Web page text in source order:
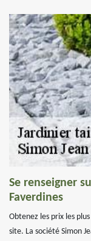
Se renseigner
Faverdines
Obtenez les prix les
site. La société Simon